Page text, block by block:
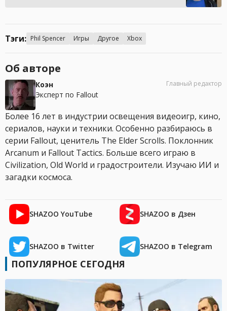
Тэги: Phil Spencer Игры Другое Xbox
Об авторе
Коэн
Эксперт по Fallout
Главный редактор
Более 16 лет в индустрии освещения видеоигр, кино,
сериалов, науки и техники. Особенно разбираюсь в
серии Fallout, ценитель The Elder Scrolls. Поклонник
Arcanum и Fallout Tactics. Больше всего играю в
Civilization, Old World и градостроители. Изучаю ИИ и
загадки космоса.
SHAZOO YouTube SHAZOO в Дзен
SHAZOO в Twitter SHAZOO в Telegram
ПОПУЛЯРНОЕ СЕГОДНЯ